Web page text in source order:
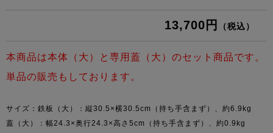
13,700円 （税込）
本商品は本体（大）と専用蓋（大）のセット商品です。
単品の販売もしております。
サイズ：鉄板（大）：縦30.5×横30.5cm（持ち手含まず）、約6.9kg
蓋（大）：幅24.3×奥行24.3×高さ5cm（持ち手含まず）、約0.9kg